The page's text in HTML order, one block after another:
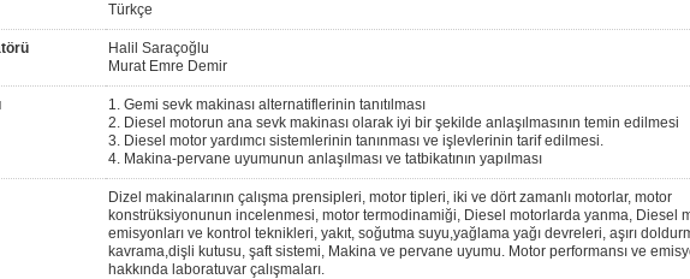
Türkçe
Halil Saraçoğlu
Murat Emre Demir
1. Gemi sevk makinası alternatiflerinin tanıtılması
2. Diesel motorun ana sevk makinası olarak iyi bir şekilde anlaşılmasının temin edilmesi
3. Diesel motor yardımcı sistemlerinin tanınması ve işlevlerinin tarif edilmesi.
4. Makina-pervane uyumunun anlaşılması ve tatbikatının yapılması
Dizel makinalarının çalışma prensipleri, motor tipleri, iki ve dört zamanlı motorlar, motor
konstrüksiyonunun incelenmesi, motor termodinamiği, Diesel motorlarda yanma, Diesel
emisyonları ve kontrol teknikleri, yakıt, soğutma suyu,yağlama yağı devreleri, aşırı
kavrama,dişli kutusu, şaft sistemi, Makina ve pervane uyumu. Motor performansı ve
hakkında laboratuvar çalışmaları.